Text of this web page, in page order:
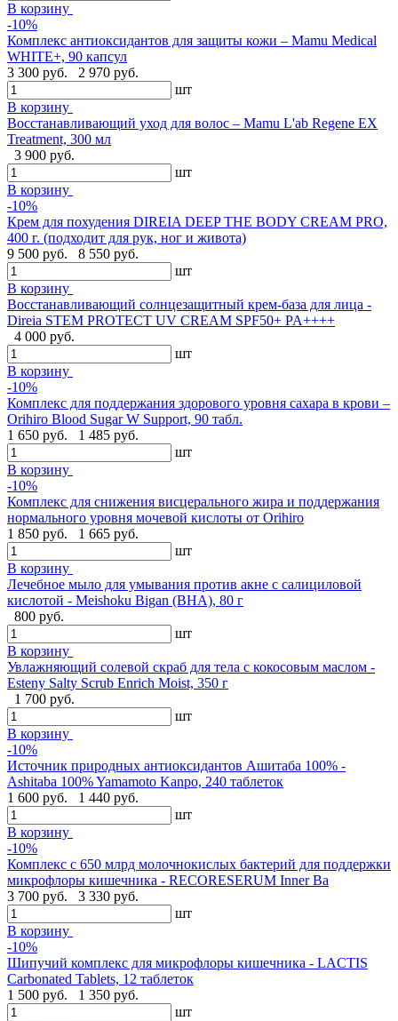
В корзину
-10%
Комплекс антиоксидантов для защиты кожи – Mamu Medical
WHITE+, 90 капсул
3 300 руб.
2 970 руб.
шт
В корзину
Восстанавливающий уход для волос – Mamu L'ab Regene EX
Treatment, 300 мл
3 900 руб.
шт
В корзину
-10%
Крем для похудения DIREIA DEEP THE BODY CREAM PRO,
400 г. (подходит для рук, ног и живота)
9 500 руб.
8 550 руб.
шт
В корзину
Восстанавливающий солнцезащитный крем-база для лица -
Direia STEM PROTECT UV CREAM SPF50+ PA++++
4 000 руб.
шт
В корзину
-10%
Комплекс для поддержания здорового уровня сахара в крови –
Orihiro Blood Sugar W Support, 90 табл.
1 650 руб.
1 485 руб.
шт
В корзину
-10%
Комплекс для снижения висцерального жира и поддержания
нормального уровня мочевой кислоты от Orihiro
1 850 руб.
1 665 руб.
шт
В корзину
Лечебное мыло для умывания против акне с салициловой
кислотой - Meishoku Bigan (BHA), 80 г
800 руб.
шт
В корзину
Увлажняющий солевой скраб для тела с кокосовым маслом -
Esteny Salty Scrub Enrich Moist, 350 г
1 700 руб.
шт
В корзину
-10%
Источник природных антиоксидантов Ашитаба 100% -
Ashitaba 100% Yamamoto Kanpo, 240 таблеток
1 600 руб.
1 440 руб.
шт
В корзину
-10%
Комплекс с 650 млрд молочнокислых бактерий для поддержки
микрофлоры кишечника - RECORESERUM Inner Ba
3 700 руб.
3 330 руб.
шт
В корзину
-10%
Шипучий комплекс для микрофлоры кишечника - LACTIS
Carbonated Tablets, 12 таблеток
1 500 руб.
1 350 руб.
шт